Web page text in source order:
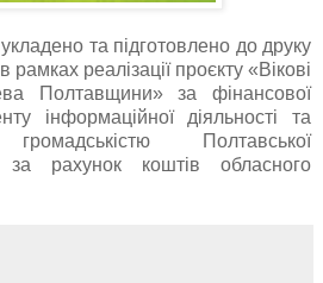
та підготовлено до друку
реалізації проєкту «Вікові
Полтавщини» за фінансової
інформаційної діяльності та
Полтавської
за рахунок коштів обласного